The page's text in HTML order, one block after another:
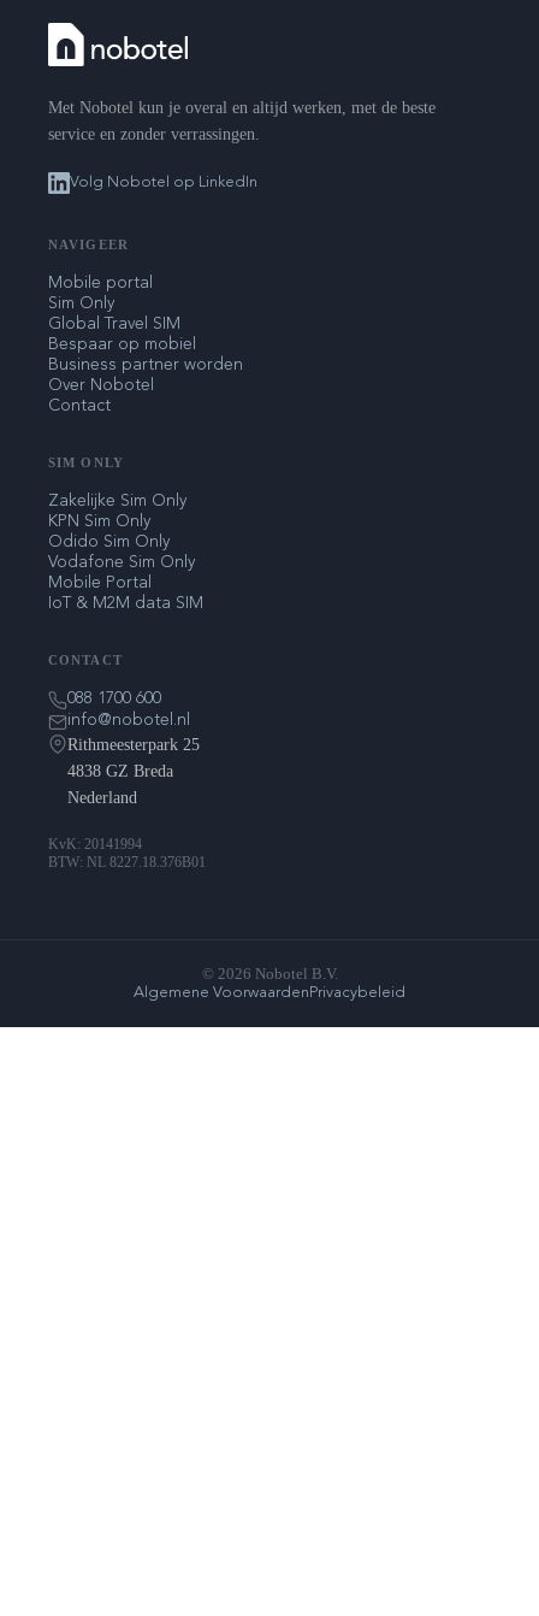
Met Nobotel kun je overal en altijd werken, met de beste
service en zonder verrassingen.
Volg Nobotel op LinkedIn
NAVIGEER
Mobile portal
Sim Only
Global Travel SIM
Bespaar op mobiel
Business partner worden
Over Nobotel
Contact
SIM ONLY
Zakelijke Sim Only
KPN Sim Only
Odido Sim Only
Vodafone Sim Only
Mobile Portal
IoT & M2M data SIM
CONTACT
088 1700 600
info@nobotel.nl
Rithmeesterpark 25
4838 GZ Breda
Nederland
KvK: 20141994
BTW: NL 8227.18.376B01
© 2026 Nobotel B.V.
Algemene Voorwaarden Privacybeleid